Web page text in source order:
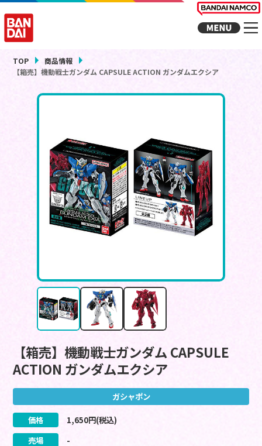
TOP
商品情報
【箱売】機動戦士ガンダム CAPSULE ACTION ガンダムエクシア
【箱売】機動戦士ガンダム CAPSULE
ACTION ガンダムエクシア
ガシャポン
価格 1,650円(税込)
売場
-